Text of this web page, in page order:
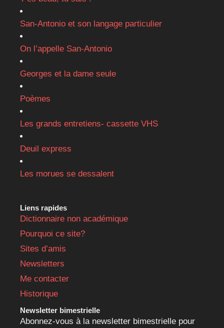
San-Antonio et son langage particulier
On l’appelle San-Antonio
Georges et la dame seule
Poèmes
Les grands entretiens- cassette VHS
Deuil express
Les morues se dessalent
Liens rapides
Dictionnaire non académique
Pourquoi ce site?
Sites d’amis
Newsletters
Me contacter
Historique
Newsletter bimestrielle
Abonnez-vous à la newsletter bimestrielle pour